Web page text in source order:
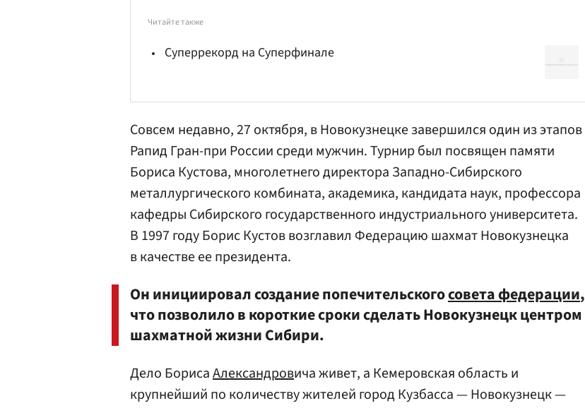
Читайте также
Суперрекорд на Суперфинале
Совсем недавно, 27 октября, в Новокузнецке завершился один из этапов
Рапид Гран-при России среди мужчин. Турнир был посвящен памяти
Бориса Кустова, многолетнего директора Западно-Сибирского
металлургического комбината, академика, кандидата наук, профессора
кафедры Сибирского государственного индустриального университета.
В 1997 году Борис Кустов возглавил Федерацию шахмат Новокузнецка
в качестве ее президента.
Он инициировал создание попечительскогосовета федерации,
что позволило в короткие сроки сделать Новокузнецк центром
шахматной жизни Сибири.
Дело БорисаАлександровича живет, а Кемеровская область и
крупнейший по количеству жителей город Кузбасса — Новокузнецк —